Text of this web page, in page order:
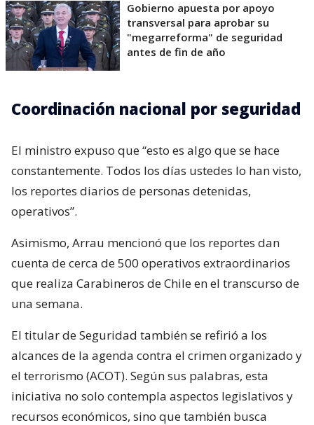
Gobierno apuesta por apoyo
transversal para aprobar su
"megarreforma" de seguridad
antes de fin de año
Coordinación nacional por seguridad
El ministro expuso que “esto es algo que se hace
constantemente. Todos los días ustedes lo han visto,
los reportes diarios de personas detenidas,
operativos”.
Asimismo, Arrau mencionó que los reportes dan
cuenta de cerca de 500 operativos extraordinarios
que realiza Carabineros de Chile en el transcurso de
una semana.
El titular de Seguridad también se refirió a los
alcances de la agenda contra el crimen organizado y
el terrorismo (ACOT). Según sus palabras, esta
iniciativa no solo contempla aspectos legislativos y
recursos económicos, sino que también busca